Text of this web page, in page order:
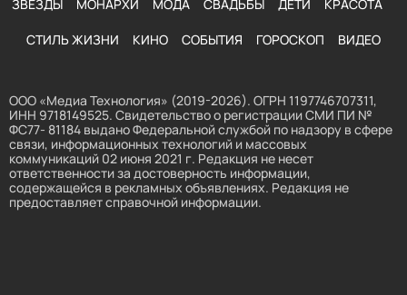
ЗВЕЗДЫ МОНАРХИ МОДА СВАДЬБЫ ДЕТИ КРАСОТА
СТИЛЬ ЖИЗНИ КИНО СОБЫТИЯ ГОРОСКОП ВИДЕО
ООО «Медиа Технология» (2019-2026). ОГРН 1197746707311,
ИНН 9718149525. Свидетельство о регистрации СМИ ПИ №
ФС77- 81184 выдано Федеральной службой по надзору в сфере
связи, информационных технологий и массовых
коммуникаций 02 июня 2021 г. Редакция не несет
ответственности за достоверность информации,
содержащейся в рекламных объявлениях. Редакция не
предоставляет справочной информации.